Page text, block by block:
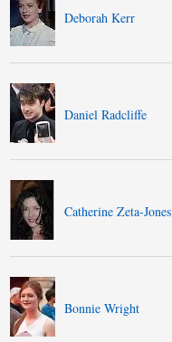
Deborah Kerr
Daniel Radcliffe
Catherine Zeta-Jones
Bonnie Wright